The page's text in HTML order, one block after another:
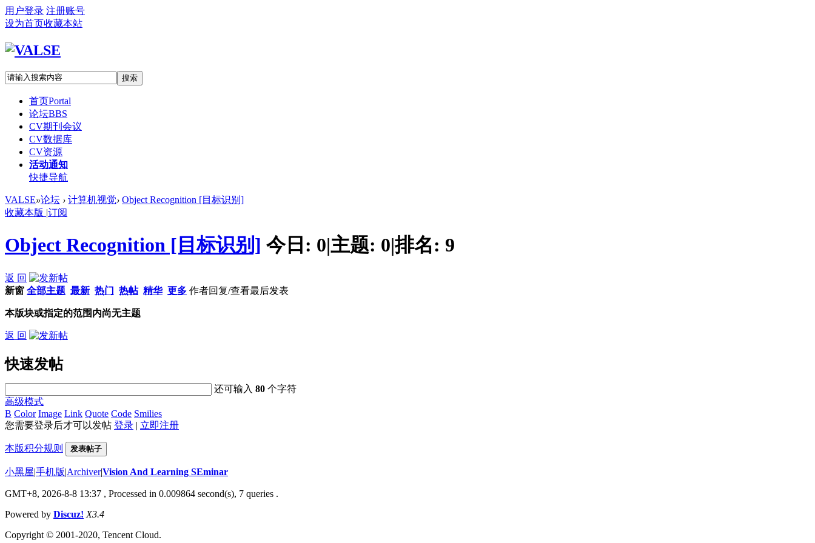
用户登录 注册账号
设为首页收藏本站
搜索
首页Portal
论坛BBS
CV期刊会议
CV数据库
CV资源
活动通知
快捷导航
VALSE»论坛 › 计算机视觉› Object Recognition [目标识别]
收藏本版 |订阅
Object Recognition [目标识别] 今日: 0|主题: 0|排名: 9
返 回
新窗 全部主题 最新 热门 热帖 精华 更多 作者回复/查看最后发表
本版块或指定的范围内尚无主题
返 回
快速发帖
还可输入80 个字符
高级模式
B Color Image Link Quote Code Smilies
您需要登录后才可以发帖 登录 | 立即注册
本版积分规则 发表帖子
小黑屋|手机版|Archiver|Vision And Learning SEminar
GMT+8, 2026-8-8 13:37 , Processed in 0.009864 second(s), 7 queries .
Powered by Discuz! X3.4
Copyright © 2001-2020, Tencent Cloud.